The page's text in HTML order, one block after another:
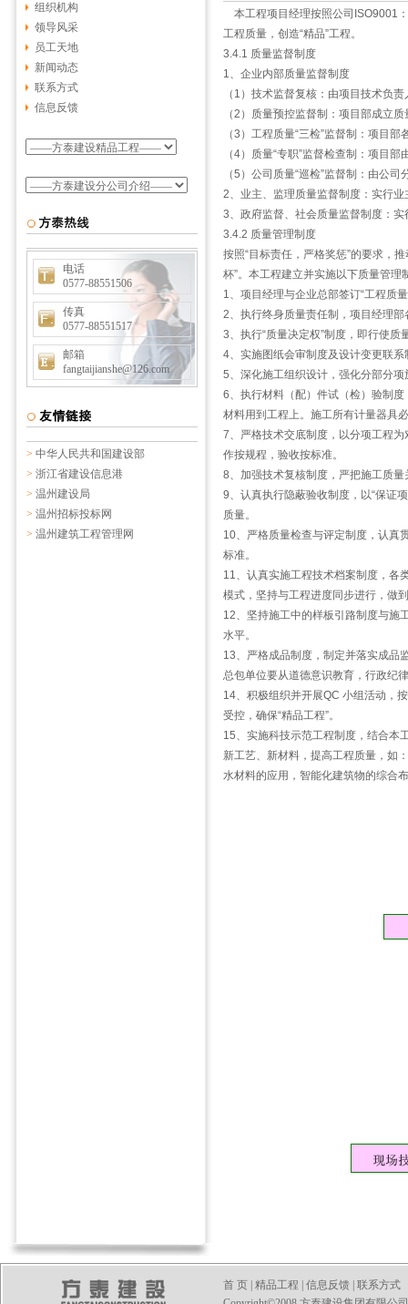
组织机构
领导风采
员工天地
新闻动态
联系方式
信息反馈
电话
0577-88551506
传真
0577-88551517
邮箱
fangtaijianshe@126.com
> 中华人民共和国建设部
> 浙江省建设信息港
> 温州建设局
> 温州招标投标网
> 温州建筑工程管理网
本工程项目经理按照公司ISO9001
工程质量，创造“精品”工程。
3.4.1 质量监督制度
1、企业内部质量监督制度
（1）技术监督复核：由项目技术负
（2）质量预控监督制：项目部成立
（3）工程质量“三检”监督制：项目
（4）质量“专职”监督检查制：项目
（5）公司质量“巡检”监督制：由公
2、业主、监理质量监督制度：实行
3、政府监督、社会质量监督制度：
3.4.2 质量管理制度
按照“目标责任，严格奖惩”的要求，
杯”。本工程建立并实施以下质量管理
1、项目经理与企业总部签订“工程质
2、执行终身质量责任制，项目经理
3、执行“质量决定权”制度，即行使
4、实施图纸会审制度及设计变更联系
5、深化施工组织设计，强化分部分
6、执行材料（配）件试（检）验制
材料用到工程上。施工所有计量器具
7、严格技术交底制度，以分项工程
作按规程，验收按标准。
8、加强技术复核制度，严把施工质
9、认真执行隐蔽验收制度，以“保证
质量。
10、严格质量检查与评定制度，认真
标准。
11、认真实施工程技术档案制度，各
模式，坚持与工程进度同步进行，做
12、坚持施工中的样板引路制度与施
水平。
13、严格成品制度，制定并落实成品
总包单位要从道德意识教育，行政纪
14、积极组织并开展QC 小组活动，
受控，确保“精品工程”。
15、实施科技示范工程制度，结合本
新工艺、新材料，提高工程质量，如
水材料的应用，智能化建筑物的综合
首 页 精品工程 信息反馈 联系方式